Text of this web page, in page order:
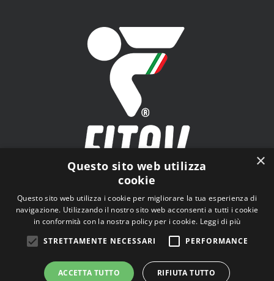
FITAV - Federazione Italiana Tiro a Volo - Viale Tiziano
n.74, 00196 Roma (RM)
×
Questo sito web utilizza
cookie
Questo sito web utilizza i cookie per migliorare la tua esperienza di
navigazione. Utilizzando il nostro sito web acconsenti a tutti i cookie
in conformità con la nostra policy per i cookie. Leggi di più
STRETTAMENTE NECESSARI
PERFORMANCE
ACCETTA TUTTO RIFIUTA TUTTO